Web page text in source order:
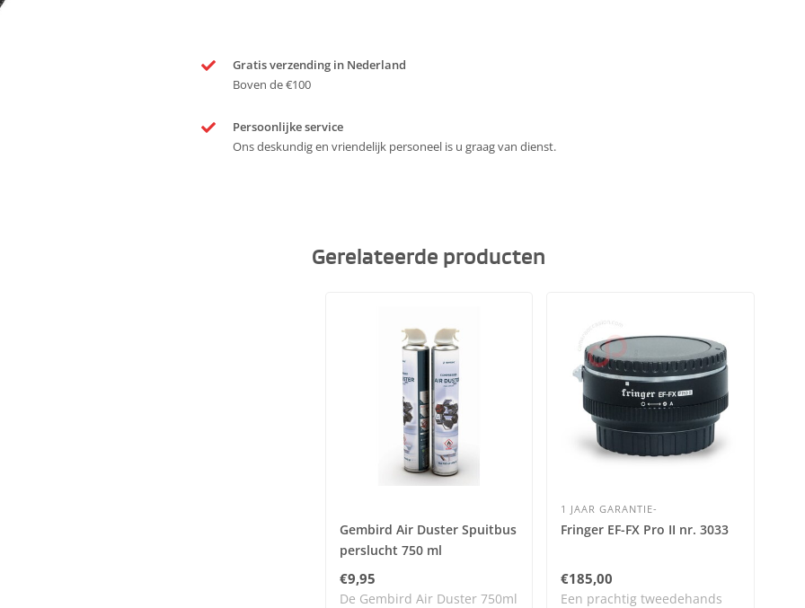
Gratis verzending in Nederland
Boven de €100
Persoonlijke service
Ons deskundig en vriendelijk personeel is u graag van dienst.
Gerelateerde producten
Gembird Air Duster Spuitbus
perslucht 750 ml
€9,95
De Gembird Air Duster 750ml
1 JAAR GARANTIE-
Fringer EF-FX Pro II nr. 3033
€185,00
Een prachtig tweedehands